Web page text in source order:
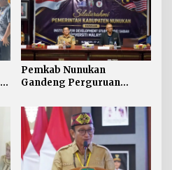
Pemkab Nunukan
Gandeng Perguruan
Dukung Pembangunan
Perbatasan